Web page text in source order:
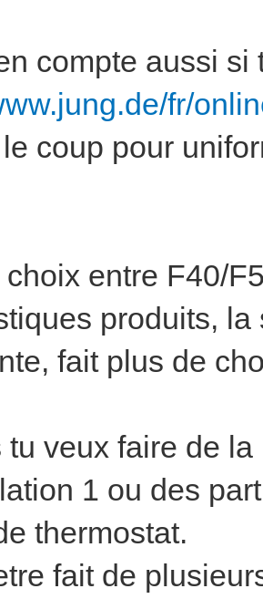
compte aussi
fr/
coup pour
entre F40/
produits,
fait plus de
veux faire de
1 ou des
thermostat.
fait de